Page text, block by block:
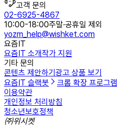
고객 문의
02-6925-4867
10:00-18:00주말·공휴일 제외
yozm_help@wishket.com
요즘IT
요즘IT 소개작가 지원
기타 문의
콘텐츠 제안하기광고 상품 보기
요즘IT 슬랙봇
크롬 확장 프로그램
이용약관
개인정보 처리방침
청소년보호정책
㈜위시켓